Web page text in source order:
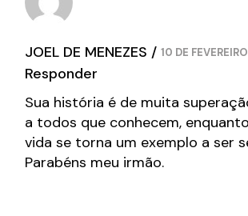
JOEL DE MENEZES 10 DE
Responder
Sua história é de muita
a todos que conhecem,
vida se torna um exemplo a ser
Parabéns meu irmão.